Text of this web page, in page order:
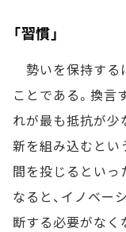
「習慣」
勢いを保持する
ことである。換言
れが最も抵抗が少
新を組み込むとい
間を投じるといっ
なると、イノベー
断する必要がなく